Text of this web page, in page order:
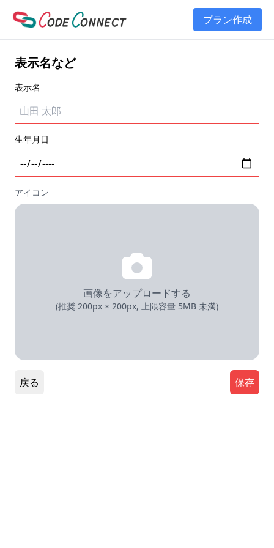
プラン作成
表示名など
表示名
生年月日
アイコン
画像をアップロードする
(推奨 200px × 200px, 上限容量 5MB 未満)
戻る 保存